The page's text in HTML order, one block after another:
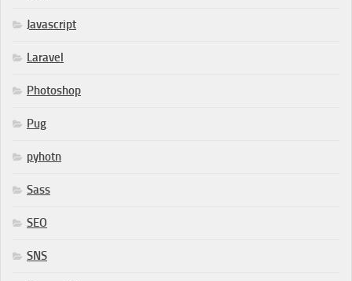
Javascript
Laravel
Photoshop
Pug
pyhotn
Sass
SEO
SNS